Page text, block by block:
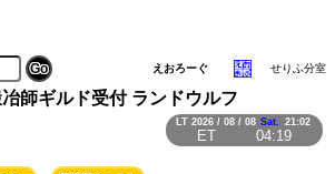
LT 2026 / 08 / 08 Sat. 21:02
ET 04:19
えおろーぐ せりふ分室
師ギルド受付 ランドウルフ